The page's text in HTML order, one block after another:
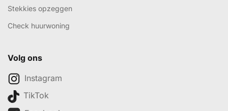
Stekkies opzeggen
Check huurwoning
Volg ons
Instagram
TikTok